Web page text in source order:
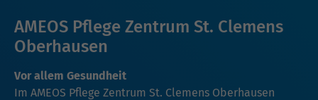
AMEOS Pflege Zentrum St. Clemens
Oberhausen
Vor allem Gesundheit
Im AMEOS Pflege Zentrum St. Clemens Oberhausen